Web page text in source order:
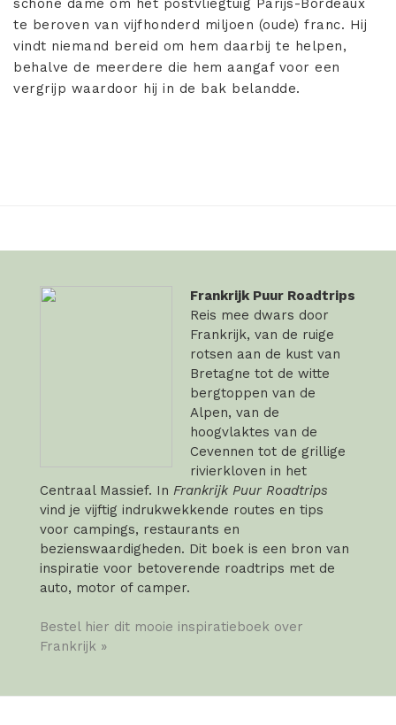
schone dame om het postvliegtuig Parijs-Bordeaux
te beroven van vijfhonderd miljoen (oude) franc. Hij
vindt niemand bereid om hem daarbij te helpen,
behalve de meerdere die hem aangaf voor een
vergrijp waardoor hij in de bak belandde.
Frankrijk Puur Roadtrips
Reis mee dwars door
Frankrijk, van de ruige
rotsen aan de kust van
Bretagne tot de witte
bergtoppen van de
Alpen, van de
hoogvlaktes van de
Cevennen tot de grillige
rivierkloven in het
Centraal Massief. In Frankrijk Puur Roadtrips
vind je vijftig indrukwekkende routes en tips
voor campings, restaurants en
bezienswaardigheden. Dit boek is een bron van
inspiratie voor betoverende roadtrips met de
auto, motor of camper.
Bestel hier dit mooie inspiratieboek over
Frankrijk »